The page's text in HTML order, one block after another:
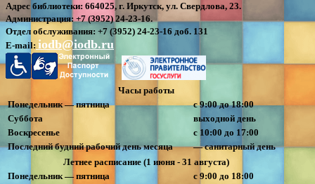
Адрес библиотеки: 664025, г. Иркутск, ул. Свердлова, 23.
Администрация:+7 (3952) 24-23-16.
Отдел обслуживания: +7 (3952) 24-23-16 доб. 131
E-mail: iodb@iodb.ru
Часы работы
Понедельник — пятница
с 9:00 до 18:00
Суббота
выходной день
Воскресенье
с 10:00 до 17:00
Последний будний рабочий день месяца
— санитарный день
Летнее расписание (1 июня - 31 августа)
Понедельник — пятница
с 9:00 до 18:00